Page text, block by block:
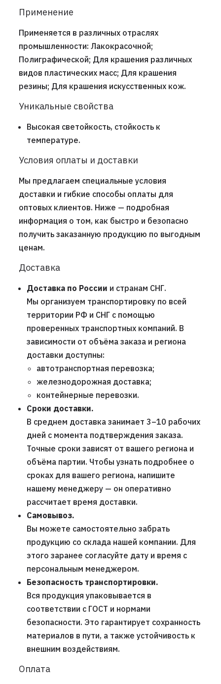
Применение
Применяется в различных отраслях
промышленности: Лакокрасочной;
Полиграфической; Для крашения различных
видов пластических масс; Для крашения
резины; Для крашения искусственных кож.
Уникальные свойства
Высокая светойкость, стойкость к
температуре.
Условия оплаты и доставки
Мы предлагаем специальные условия
доставки и гибкие способы оплаты для
оптовых клиентов. Ниже — подробная
информация о том, как быстро и безопасно
получить заказанную продукцию по выгодным
ценам.
Доставка
Доставка по России и странам СНГ.
Мы организуем транспортировку по всей
территории РФ и СНГ с помощью
проверенных транспортных компаний. В
зависимости от объёма заказа и региона
доставки доступны:
автотранспортная перевозка;
железнодорожная доставка;
контейнерные перевозки.
Сроки доставки.
В среднем доставка занимает 3–10 рабочих
дней с момента подтверждения заказа.
Точные сроки зависят от вашего региона и
объёма партии. Чтобы узнать подробнее о
сроках для вашего региона, напишите
нашему менеджеру — он оперативно
рассчитает время доставки.
Самовывоз.
Вы можете самостоятельно забрать
продукцию со склада нашей компании. Для
этого заранее согласуйте дату и время с
персональным менеджером.
Безопасность транспортировки.
Вся продукция упаковывается в
соответствии с ГОСТ и нормами
безопасности. Это гарантирует сохранность
материалов в пути, а также устойчивость к
внешним воздействиям.
Оплата